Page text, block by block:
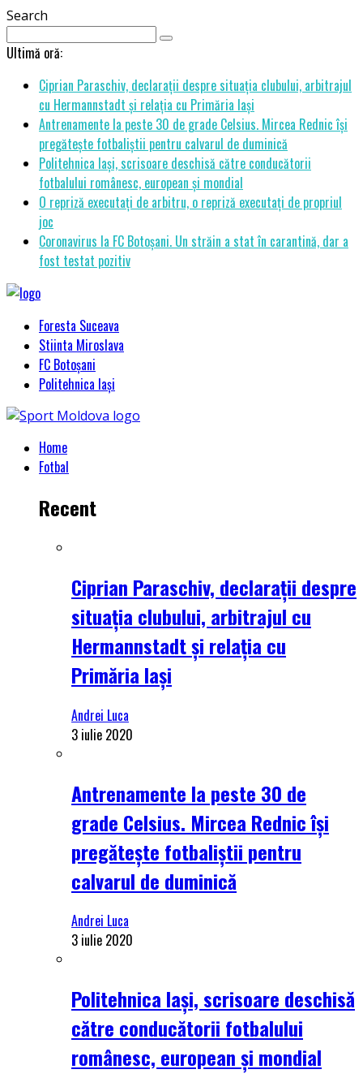
Search
Ultimă oră:
Ciprian Paraschiv, declarații despre situația clubului, arbitrajul
cu Hermannstadt și relația cu Primăria Iași
Antrenamente la peste 30 de grade Celsius. Mircea Rednic își
pregătește fotbaliștii pentru calvarul de duminică
Politehnica Iași, scrisoare deschisă către conducătorii
fotbalului românesc, european și mondial
O repriză executați de arbitru, o repriză executați de propriul
joc
Coronavirus la FC Botoșani. Un străin a stat în carantină, dar a
fost testat pozitiv
Foresta Suceava
Stiinta Miroslava
FC Botoșani
Politehnica Iași
Home
Fotbal
Recent
Ciprian Paraschiv, declarații despre
situația clubului, arbitrajul cu
Hermannstadt și relația cu
Primăria Iași
Andrei Luca
3 iulie 2020
Antrenamente la peste 30 de
grade Celsius. Mircea Rednic își
pregătește fotbaliștii pentru
calvarul de duminică
Andrei Luca
3 iulie 2020
Politehnica Iași, scrisoare deschisă
către conducătorii fotbalului
românesc, european și mondial